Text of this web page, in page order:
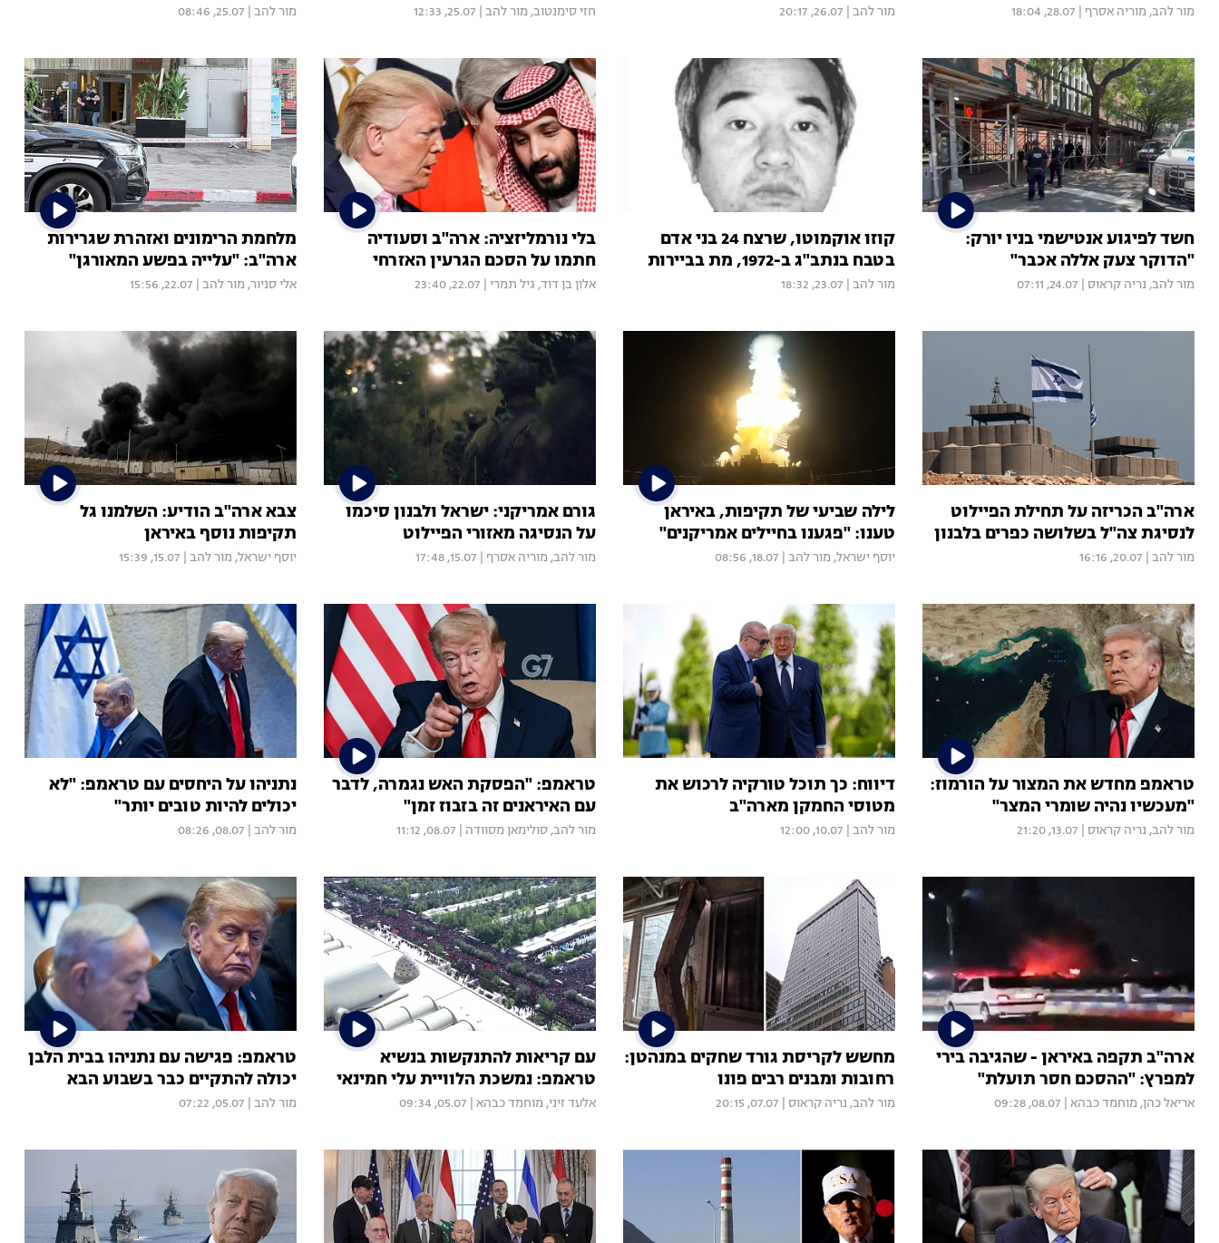
מור להב, מוריה אסרף 28.07, 18:04 מור להב 26.07, 20:17 חזי סימנטוב, מור להב 25.07, 12:33 מור להב 25.07, 08:46
חשד לפיגוע אנטישמי בניו יורק:
"הדוקר צעק אללה אכבר"
מור להב, נריה קראוס 24.07, 07:11
קוזו אוקמוטו, שרצח 24 בני אדם
בטבח בנתב"ג ב-1972, מת בביירות
מור להב 23.07, 18:32
בלי נורמליזציה: ארה"ב וסעודיה
חתמו על הסכם הגרעין האזרחי
אלון בן דוד, גיל תמרי 22.07, 23:40
מלחמת הרימונים ואזהרת שגרירות
ארה"ב: "עלייה בפשע המאורגן"
אלי סניור, מור להב 22.07, 15:56
ארה"ב הכריזה על תחילת הפיילוט
לנסיגת צה"ל בשלושה כפרים בלבנון
מור להב 20.07, 16:16
לילה שביעי של תקיפות, באיראן
טענו: "פגענו בחיילים אמריקנים"
יוסף ישראל, מור להב 18.07, 08:56
גורם אמריקני: ישראל ולבנון סיכמו
על הנסיגה מאזורי הפיילוט
מור להב, מוריה אסרף 15.07, 17:48
צבא ארה"ב הודיע: השלמנו גל
תקיפות נוסף באיראן
יוסף ישראל, מור להב 15.07, 15:39
טראמפ מחדש את המצור על הורמוז:
"מעכשיו נהיה שומרי המצר"
מור להב, נריה קראוס 13.07, 21:20
דיווח: כך תוכל טורקיה לרכוש את
מטוסי החמקן מארה"ב
מור להב 10.07, 12:00
טראמפ: "הפסקת האש נגמרה, לדבר
עם האיראנים זה בזבוז זמן"
מור להב, סולימאן מסוודה 08.07, 11:12
נתניהו על היחסים עם טראמפ: "לא
יכולים להיות טובים יותר"
מור להב 08.07, 08:26
ארה"ב תקפה באיראן - שהגיבה בירי
למפרץ: "ההסכם חסר תועלת"
אריאל כהן, מוחמד כבהא 08.07, 09:28
מחשש לקריסת גורד שחקים במנהטן:
רחובות ומבנים רבים פונו
מור להב, נריה קראוס 07.07, 20:15
עם קריאות להתנקשות בנשיא
טראמפ: נמשכת הלוויית עלי חמינאי
אלעד זיני, מוחמד כבהא 05.07, 09:34
טראמפ: פגישה עם נתניהו בבית הלבן
יכולה להתקיים כבר בשבוע הבא
מור להב 05.07, 07:22